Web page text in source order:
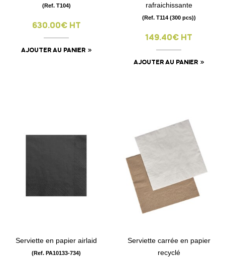
(Ref. T104)
630.00€ HT
AJOUTER AU PANIER
rafraichissante
(Ref. T114 (300 pcs))
149.40€ HT
AJOUTER AU PANIER
Serviette en papier airlaid
(Ref. PA10133-734)
Serviette carrée en papier
recyclé